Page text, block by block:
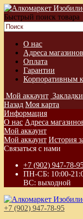
Быстрый поиск товара
О нас
Адреса магазинов
Оплата
Гарантии
Корпоративным
Мой аккаунт Закладки
Назад Моя карта
Информация
О нас Адреса
Мой аккаунт
Мой аккаунт История
Связаться с нами
+7 (902) 947-78-
ПН-СБ: 10:00-
ВС: выходной
+7 (902) 947-78-95